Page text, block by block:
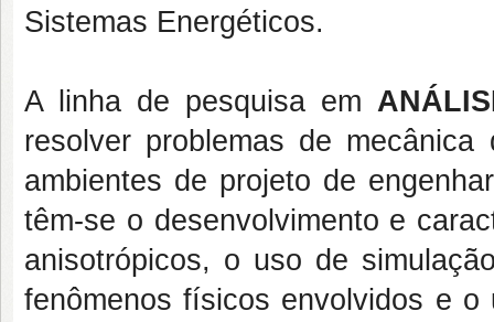
Sistemas Energéticos.
A linha de pesquisa em
resolver problemas de
ambientes de projeto de
têm-se o desenvolvimento e
anisotrópicos, o uso de
fenômenos físicos envolvidos e